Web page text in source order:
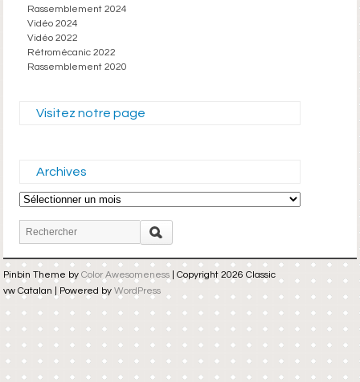
Rassemblement 2024
Vidéo 2024
Vidéo 2022
Rétromécanic 2022
Rassemblement 2020
Visitez notre page
Archives
Archives
Pinbin Theme by Color Awesomeness | Copyright 2026 Classic
vw Catalan | Powered by WordPress